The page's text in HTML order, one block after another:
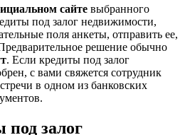
сайте выбранного
под залог недвижимости,
поля анкеты, отправить ее,
решение обычно
. Если кредиты под залог
с вами свяжется сотрудник
в одном из банковских
залог